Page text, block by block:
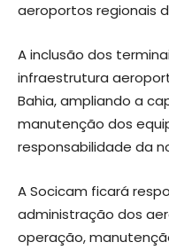
aeroportos regionais
A inclusão dos
infraestrutura
Bahia, ampliando a
manutenção dos
responsabilidade da
A Socicam ficará
administração dos
operação,